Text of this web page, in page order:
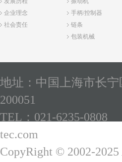
企业理念
社会责任
手柄/控制器
链条
包装机械
地址：中国上海市长
200051
TEL：021-6235-0808
tec.com
CopyRight © 2002-